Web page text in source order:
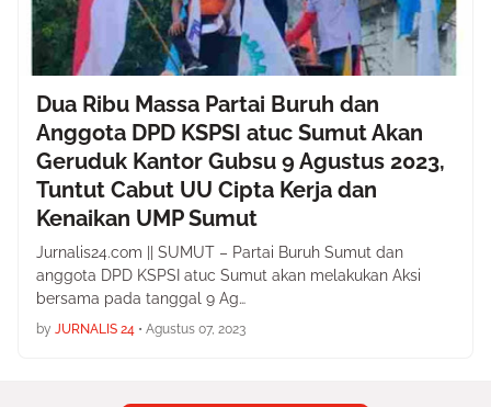
Dua Ribu Massa Partai Buruh dan
Anggota DPD KSPSI atuc Sumut Akan
Geruduk Kantor Gubsu 9 Agustus 2023,
Tuntut Cabut UU Cipta Kerja dan
Kenaikan UMP Sumut
Jurnalis24.com || SUMUT – Partai Buruh Sumut dan
anggota DPD KSPSI atuc Sumut akan melakukan Aksi
bersama pada tanggal 9 Ag…
by JURNALIS 24 • Agustus 07, 2023